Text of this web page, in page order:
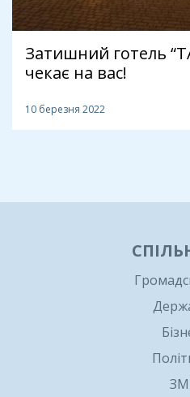
Затишний готель
чекає на вас!
10 березня 2022